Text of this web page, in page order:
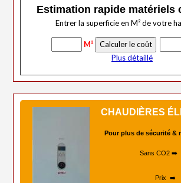
Estimation rapide matériels
Entrer la superficie en M² de votre
M²
Plus détaillé
CHAUDIÈRES
Pour plus de sécurité &
Sans CO2 ➡️
Prix ➡️